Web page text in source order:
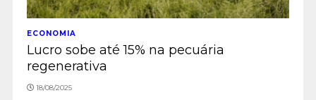
ECONOMIA
Lucro sobe até 15% na pecuária
regenerativa
18/08/2025